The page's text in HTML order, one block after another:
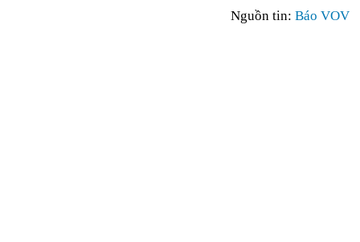
Nguồn tin: Báo VOV